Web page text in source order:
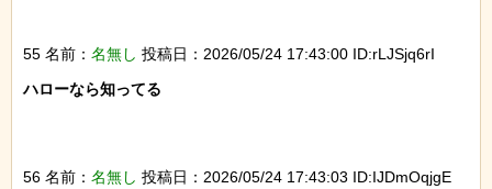
55 名前： 名無し 投稿日：2026/05/24 17:43:00 ID:rLJSjq6rI
ハローなら知ってる
56 名前： 名無し 投稿日：2026/05/24 17:43:03 ID:IJDmOqjgE